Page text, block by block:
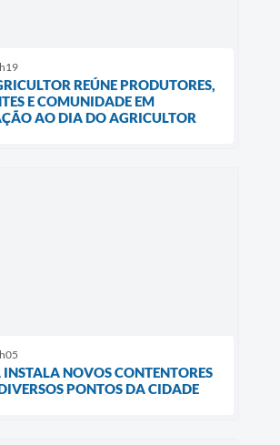
REÚNE PRODUTORES,
E COMUNIDADE EM
AO DIA DO AGRICULTOR
INSTALA NOVOS CONTENTORES
PONTOS DA CIDADE